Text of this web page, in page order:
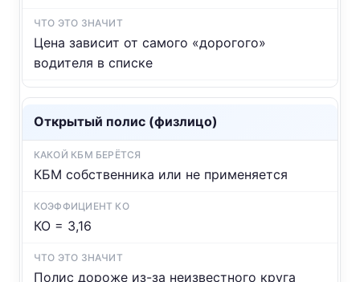
Цена зависит от самого «дорогого»
водителя в списке
Открытый полис (физлицо)
КБМ собственника или не применяется
КО = 3,16
Полис дороже из-за неизвестного круга